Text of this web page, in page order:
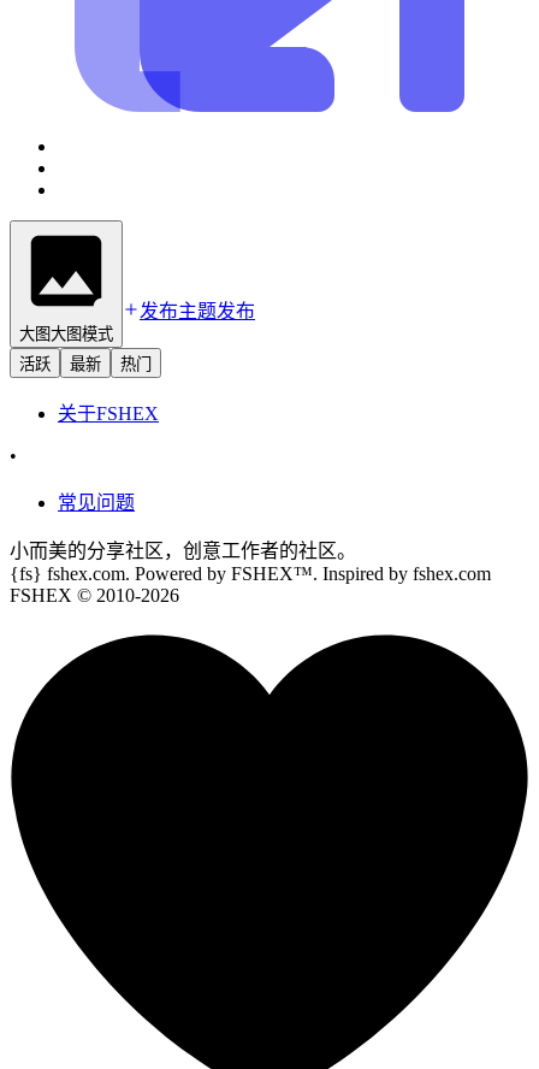
大图大图模式
发布主题发布
活跃 最新 热门
关于FSHEX
•
常见问题
小而美的分享社区，创意工作者的社区。
{fs} fshex.com. Powered by FSHEX™. Inspired by fshex.com
FSHEX © 2010-2026